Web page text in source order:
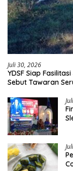
Juli 30, 2026
YDSF Siap
Sebut Tawaran